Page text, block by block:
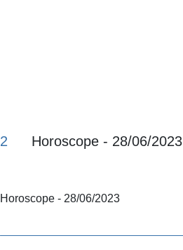
2 Horoscope - 28/06/2023
Horoscope - 28/06/2023